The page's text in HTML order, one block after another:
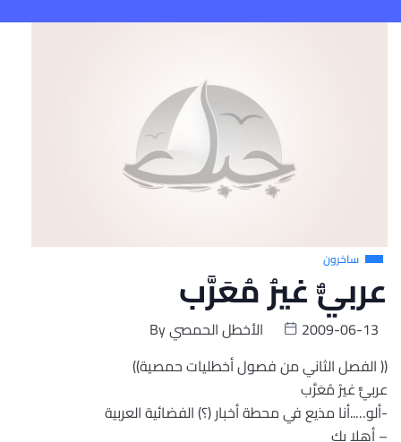
ساخرون
عربيٌّ غيرُ مُعَرَّب
Byالأخطل الحمصي
2009-06-13
(( الفصل الثاني من فصول أخطليات حمصية))
عربيٌّ غيرُ مُعَرَّب
-ألو…..أنا مذيع في محطة أخبار (؟) الفضائية العربية
– أهلا بك